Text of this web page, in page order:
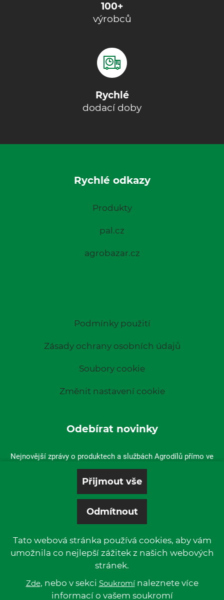
100+
výrobců
Rychlé
dodací doby
Rychlé odkazy
Produkty
pal.cz
agrobazar.cz
Podmínky použití
Zásady ochrany osobních údajů
Soubory cookie
Změnit nastavení cookie
Odebírat novinky
Nejnovější zprávy o produktech a službách Agrodílů přímo ve
vaší doručené poště.
© 2019 P & L, spol. s r. o. | All rights reserved.
Powered byKentico
Tato webová stránka používá cookies, aby vám
umožnila co nejlepší zážitek z našich webových
stránek.
Zde, nebo v sekci Soukromínaleznete více
informací o vašem soukromí